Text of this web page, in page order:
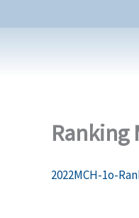
al
Ranking
2022MCH-1o-